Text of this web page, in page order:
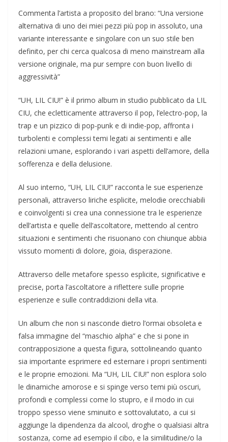
Commenta l’artista a proposito del brano: “Una versione
alternativa di uno dei miei pezzi più pop in assoluto, una
variante interessante e singolare con un suo stile ben
definito, per chi cerca qualcosa di meno mainstream alla
versione originale, ma pur sempre con buon livello di
aggressività”
“UH, LIL CIU!” è il primo album in studio pubblicato da LIL
CIU, che ecletticamente attraverso il pop, l’electro-pop, la
trap e un pizzico di pop-punk e di indie-pop, affronta i
turbolenti e complessi temi legati ai sentimenti e alle
relazioni umane, esplorando i vari aspetti dell’amore, della
sofferenza e della delusione.
Al suo interno, “UH, LIL CIU!” racconta le sue esperienze
personali, attraverso liriche esplicite, melodie orecchiabili
e coinvolgenti si crea una connessione tra le esperienze
dell’artista e quelle dell’ascoltatore, mettendo al centro
situazioni e sentimenti che risuonano con chiunque abbia
vissuto momenti di dolore, gioia, disperazione.
Attraverso delle metafore spesso esplicite, significative e
precise, porta l’ascoltatore a riflettere sulle proprie
esperienze e sulle contraddizioni della vita.
Un album che non si nasconde dietro l’ormai obsoleta e
falsa immagine del “maschio alpha” e che si pone in
contrapposizione a questa figura, sottolineando quanto
sia importante esprimere ed esternare i propri sentimenti
e le proprie emozioni. Ma “UH, LIL CIU!” non esplora solo
le dinamiche amorose e si spinge verso temi più oscuri,
profondi e complessi come lo stupro, e il modo in cui
troppo spesso viene sminuito e sottovalutato, a cui si
aggiunge la dipendenza da alcool, droghe o qualsiasi altra
sostanza, come ad esempio il cibo, e la similitudine/o la